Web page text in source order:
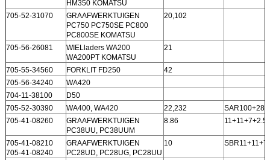
HM350 KOMATSU
705-52-31070
GRAAFWERKTUIGEN
PC750 PC750SE PC800
PC800SE KOMATSU
20,102
705-56-26081
WIELladers WA200
WA200PT KOMATSU
21
705-55-34560 FORKLIT FD250
42
705-56-34240
WA420
704-11-38100
D50
705-52-30390
WA400, WA420 22,232
SAR100+28
705-41-08260
GRAAFWERKTUIGEN
PC38UU, PC38UUM
8.86 11+11+7+2.5
705-41-08210
705-41-08240
GRAAFWERKTUIGEN
PC28UD, PC28UG, PC28UU
10